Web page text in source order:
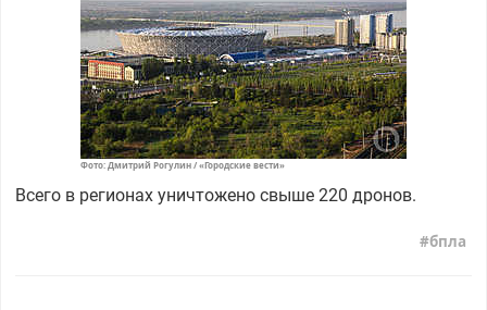
Фото: Дмитрий Рогулин / «Городские вести»
Всего в регионах уничтожено свыше 220 дронов.
бпла